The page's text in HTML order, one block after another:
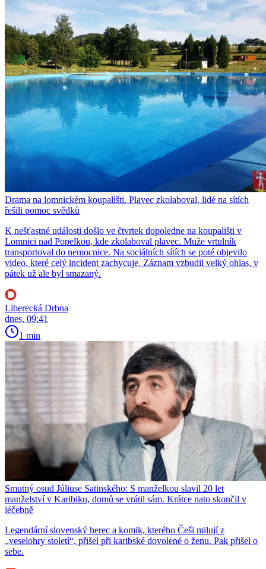
Drama na lomnickém koupališti. Plavec zkolaboval, lidé na sítích
řešili pomoc svědků
K nešťastné události došlo ve čtvrtek dopoledne na koupališti v
Lomnici nad Popelkou, kde zkolaboval plavec. Muže vrtulník
transportoval do nemocnice. Na sociálních sítích se poté objevilo
video, které celý incident zachycuje. Záznam vzbudil velký ohlas, v
pátek už ale byl smazaný.
Liberecká Drbna
dnes, 09:41
1 min
Smutný osud Júliuse Satinského: S manželkou slavil 20 let
manželství v Karibiku, domů se vrátil sám. Krátce nato skončil v
léčebně
Legendární slovenský herec a komik, kterého Češi milují z
„veselohry století“, přišel při karibské dovolené o ženu. Pak přišel o
sebe.